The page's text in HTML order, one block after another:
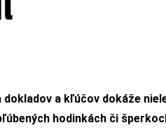
a kľúčov dokáže
hodinkách či